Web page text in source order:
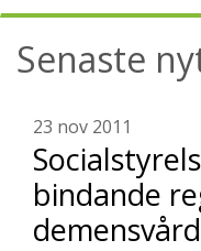
l
Senaste
23 nov 2011
bindande